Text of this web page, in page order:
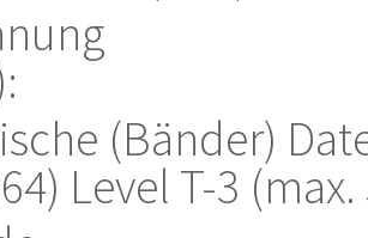
(Bänder)
Level T-3